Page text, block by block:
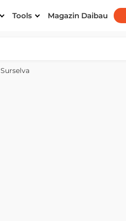
Tools Magazin Daibau
Surselva